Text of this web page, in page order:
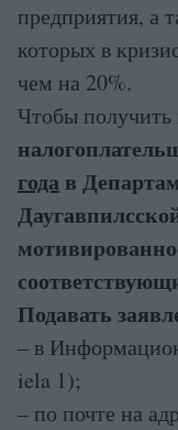
предприятия, а
которых в
чем на 20%.
Чтобы получить
года в
Подавать
– в
iela 1);
– по почте на